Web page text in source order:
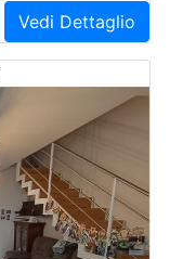
Vedi Dettaglio